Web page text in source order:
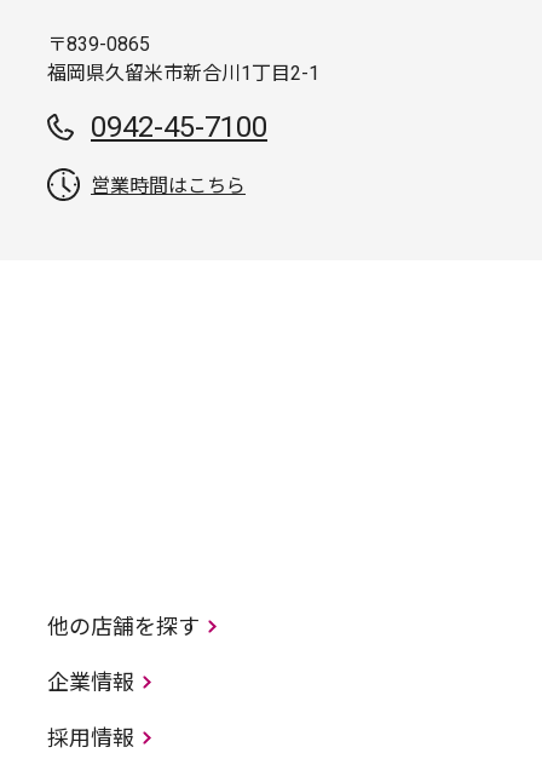
〒839-0865
福岡県久留米市新合川1丁目2-1
0942-45-7100
営業時間はこちら
他の店舗を探す
企業情報
採用情報